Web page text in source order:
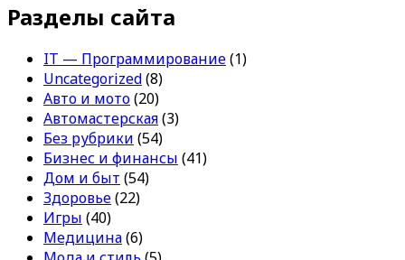
Разделы сайта
IT — Программирование(1)
Uncategorized(8)
Авто и мото(20)
Автомастерская(3)
Без рубрики (54)
Бизнес и финансы (41)
Дом и быт (54)
Здоровье(22)
Игры (40)
Медицина(6)